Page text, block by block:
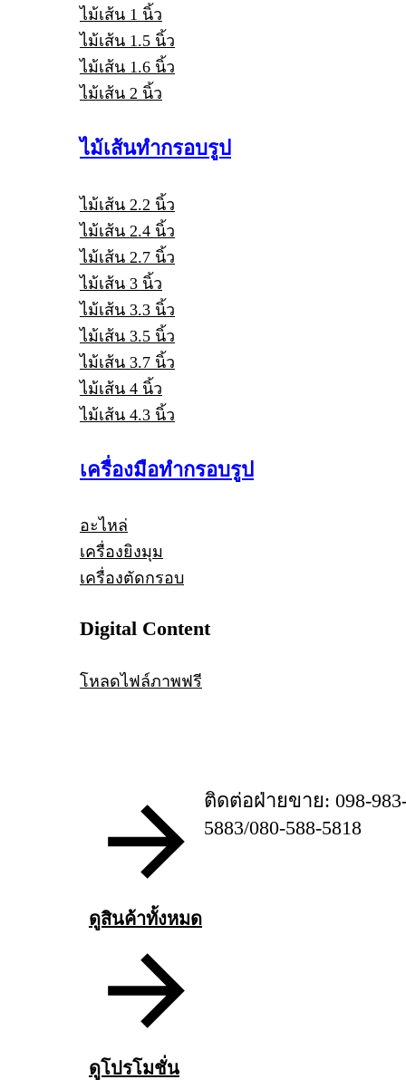
ไม้เส้น 1 นิ้ว
ไม้เส้น 1.5 นิ้ว
ไม้เส้น 1.6 นิ้ว
ไม้เส้น 2 นิ้ว
ไม้เส้นทำกรอบรูป
ไม้เส้น 2.2 นิ้ว
ไม้เส้น 2.4 นิ้ว
ไม้เส้น 2.7 นิ้ว
ไม้เส้น 3 นิ้ว
ไม้เส้น 3.3 นิ้ว
ไม้เส้น 3.5 นิ้ว
ไม้เส้น 3.7 นิ้ว
ไม้เส้น 4 นิ้ว
ไม้เส้น 4.3 นิ้ว
เครื่องมือทำกรอบรูป
อะไหล่
เครื่องยิงมุม
เครื่องตัดกรอบ
Digital Content
โหลดไฟล์ภาพฟรี
ดูสินค้าทั้งหมด
ดูโปรโมชั่น
ติดต่อฝ่ายขาย: 098-
5883/080-588-5818